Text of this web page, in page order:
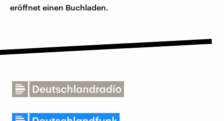
eröffnet einen Buchladen.